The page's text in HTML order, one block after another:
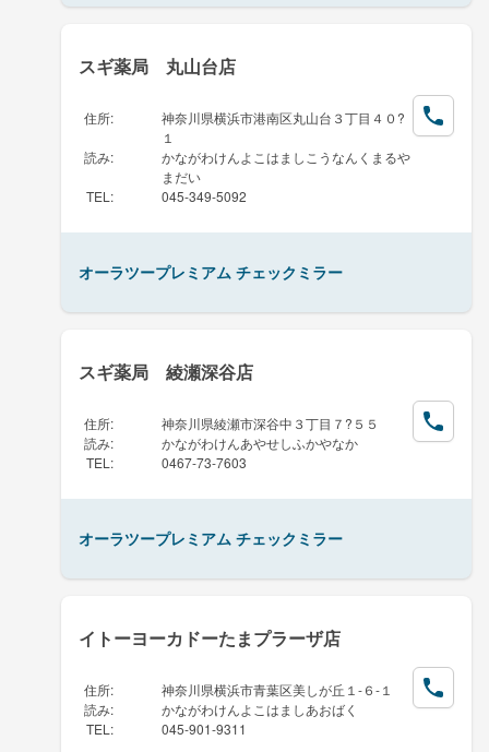
スギ薬局 丸山台店
住所:
神奈川県横浜市港南区丸山台３丁目４０?
１
読み:
かながわけんよこはましこうなんくまるや
まだい
TEL : 045-349-5092
オーラツープレミアム チェックミラー
スギ薬局 綾瀬深谷店
住所:
神奈川県綾瀬市深谷中３丁目７?５５
読み:
かながわけんあやせしふかやなか
TEL : 0467-73-7603
オーラツープレミアム チェックミラー
イトーヨーカドーたまプラーザ店
住所:
神奈川県横浜市青葉区美しが丘１-６-１
読み:
かながわけんよこはましあおばく
TEL : 045-901-9311